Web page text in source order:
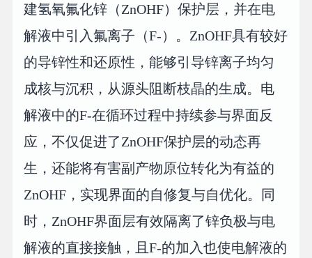
建氢氧氟化锌（ZnOHF）保护层，并在电
解液中引入氟离子（F-）。ZnOHF具有较好
的导锌性和还原性，能够引导锌离子均匀
成核与沉积，从源头阻断枝晶的生成。电
解液中的F-在循环过程中持续参与界面反
应，不仅促进了ZnOHF保护层的动态再
生，还能将有害副产物原位转化为有益的
ZnOHF，实现界面的自修复与自优化。同
时，ZnOHF界面层有效隔离了锌负极与电
解液的直接接触，且F-的加入也使电解液的